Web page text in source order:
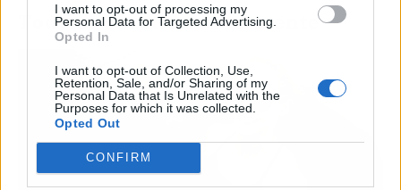
I want to opt-out of processing my
Personal Data for Targeted Advertising.
Opted In
I want to opt-out of Collection, Use,
Retention, Sale, and/or Sharing of my
Personal Data that Is Unrelated with the
Purposes for which it was collected.
Opted Out
CONFIRM
Todo es cuestión de la mente